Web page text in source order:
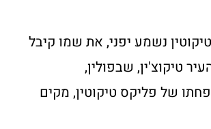
נשמע יפני, את שמו קיבל
טיקוצ'ין, שבפולין,
של פליקס טיקוטין, מקים